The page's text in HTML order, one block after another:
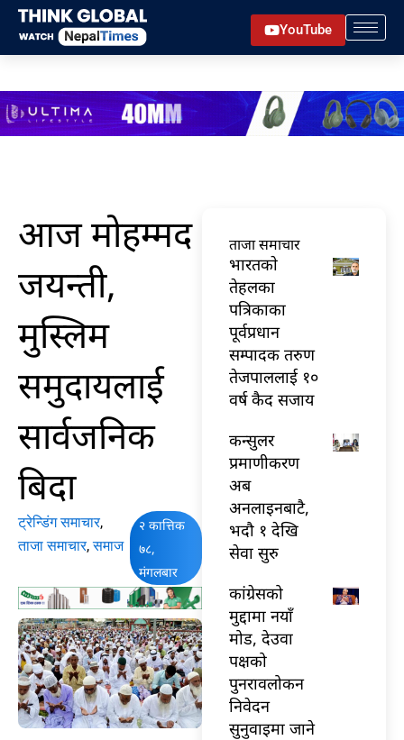
Skip
content
YouTube
आज मोहम्मद
जयन्ती,
मुस्लिम
समुदायलाई
सार्वजनिक
बिदा
ट्रेन्डिंग समाचार,
ताजा समाचार,समाज
२ कात्तिक
७८,
मंगलबार
ताजा समाचार
भारतकाे
तेहलका
पत्रिकाका
पूर्वप्रधान
सम्पादक तरुण
तेजपाललाई १०
वर्ष कैद सजाय
कन्सुलर
प्रमाणीकरण
अब
अनलाइनबाटै,
भदौ १ देखि
सेवा सुरु
कांग्रेसको
मुद्दामा नयाँ
मोड, देउवा
पक्षको
पुनरावलोकन
निवेदन
सुनुवाइमा जाने